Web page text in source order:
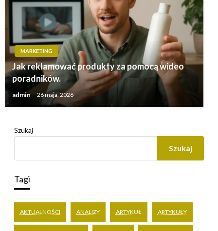
MARKETING
Jak reklamować produkty za pomocą wideo
poradników.
admin 26 maja, 2026
Szukaj
Szukaj
Tagi
AKTUALNOŚCI ANALIZY ARTYKUŁ ARTYKUŁY